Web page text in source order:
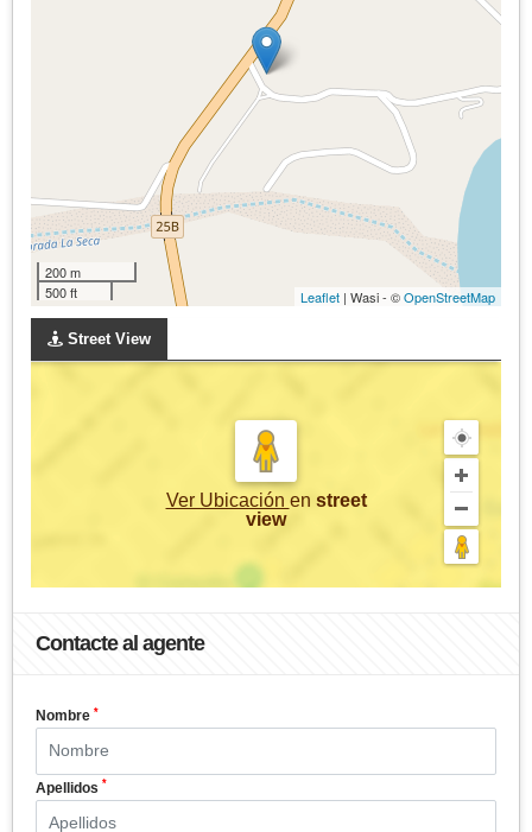
200 m
500 ft
Leaflet | Wasi - ©OpenStreetMap
Street View
Ver Ubicación en street
view
Contacte al agente
Nombre *
Apellidos *